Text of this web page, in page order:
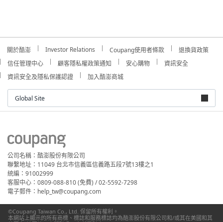
關於酷澎 Investor Relations Coupang使用者條款
退換貨政策
信任管理中心
顧客隱私權政策通知 安心購物
資訊安全
資訊安全及隱私保護認證
加入酷澎商城
Global Site
公司名稱：酷澎股份有限公司
聯繫地址：11049 台北市信義區信義路五段7號13樓之1
統編：91002999
客服中心：0809-088-810 (免費) / 02-5592-7298
電子郵件：help_tw@coupang.com
©Coupang Taiwan Co., Ltd. 保留所有權利。
本網站上顯示的所有商標、標誌和服務標誌均為酷澎股份有限公司和/或其在美國和其